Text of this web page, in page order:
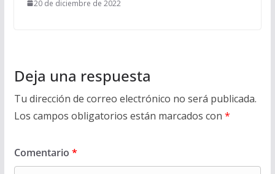
20 de diciembre de 2022
Deja una respuesta
Tu dirección de correo electrónico no será publicada.
Los campos obligatorios están marcados con *
Comentario *